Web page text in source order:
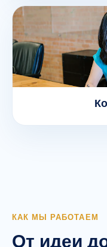
КАК МЫ РАБОТАЕМ
От идеи